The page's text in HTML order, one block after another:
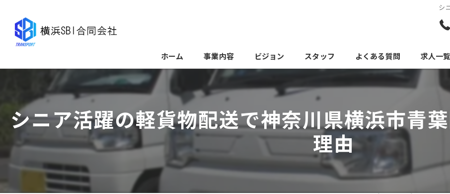
シ
ホーム 事業内容 ビジョン スタッフ よくある質問 求人一覧
シニア活躍の軽貨物配送で神奈川県横浜市青
理由